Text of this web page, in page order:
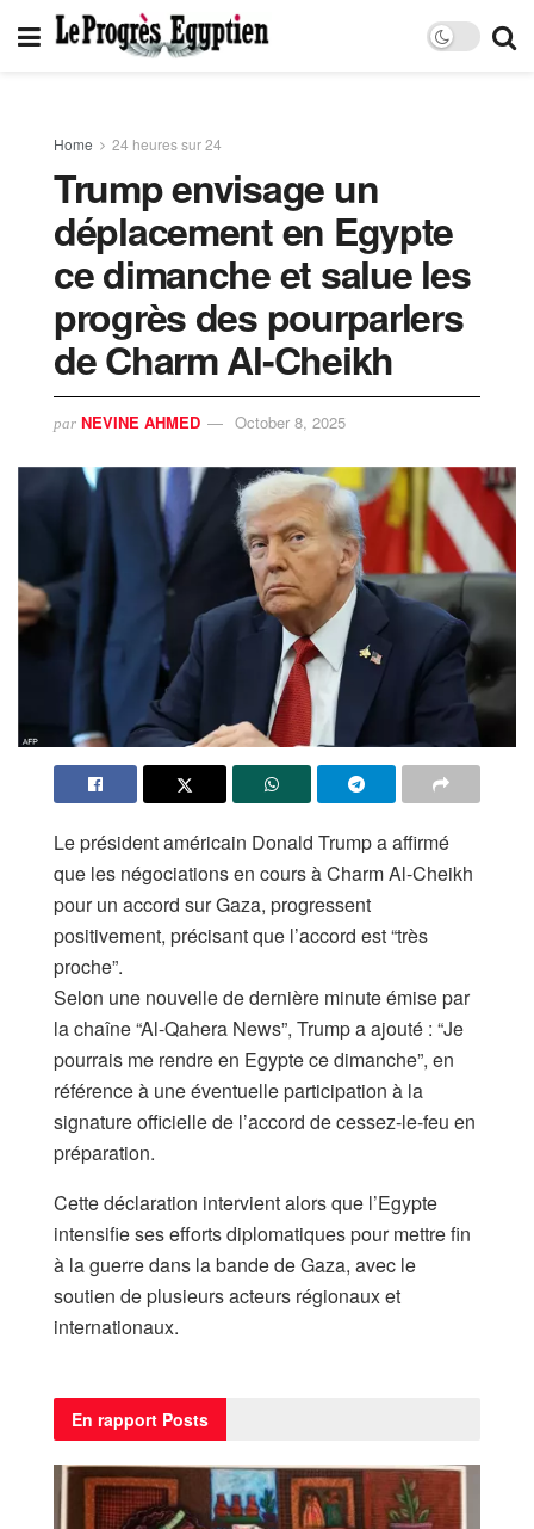
Home 24 heures sur 24
Trump envisage un
déplacement en Egypte
ce dimanche et salue les
progrès des pourparlers
de Charm Al-Cheikh
par NEVINE AHMED October 8, 2025
Le président américain Donald Trump a affirmé
que les négociations en cours à Charm Al-Cheikh
pour un accord sur Gaza, progressent
positivement, précisant que l’accord est “très
proche”.
Selon une nouvelle de dernière minute émise par
la chaîne “Al-Qahera News”, Trump a ajouté : “Je
pourrais me rendre en Egypte ce dimanche”, en
référence à une éventuelle participation à la
signature officielle de l’accord de cessez-le-feu en
préparation.
Cette déclaration intervient alors que l’Egypte
intensifie ses efforts diplomatiques pour mettre fin
à la guerre dans la bande de Gaza, avec le
soutien de plusieurs acteurs régionaux et
internationaux.
En rapport Posts